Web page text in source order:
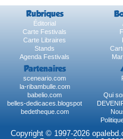
Rubriques
Éditorial
Carte Festivals
Carte Libraires
Stands
Agenda Festivals
Partenaires
sceneario.com
la-ribambulle.com
babelio.com
Qui
belles-dedicaces.blogspot
bedetheque.com
Copyright © 1997-2026